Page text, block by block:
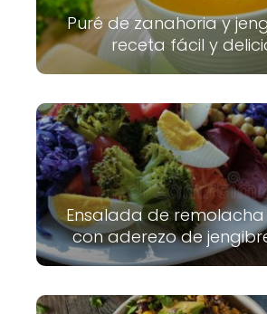
Puré de zanahoria y
receta fácil y
Ensalada de
con aderezo de